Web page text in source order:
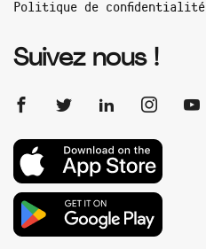
Politique de confidentialité
Suivez nous !